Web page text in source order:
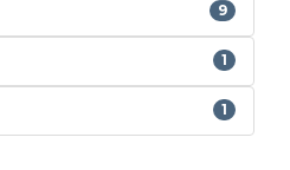
9
1
1